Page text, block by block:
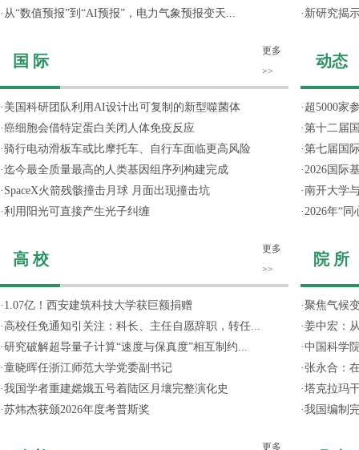
· 从“数值预报”到“AI预报”，电力气象预报变天...
国 际
更多
>>
· 美国科研团队利用AI设计出可复制的新型噬菌体
·癌细胞会借特定蛋白关闭人体免疫反应
·骑行电动滑板车或比摩托车、自行车面临更高风险
·迄今最全质量最高的人类基因组序列构建完成
· SpaceX火箭残骸撞击月球 月面出现撞击坑
·利用阳光可直接产生光子纠缠
高 校
更多
>>
· 1.07亿！西安建筑科技大学获巨额捐赠
· 高校任免通知引关注：科长、主任自愿辞职，转任...
·研究破解超导量子计算“速度与保真度”相互制约...
·童晓晖任浙江师范大学党委副书记
·我国学者重建嫦娥五号着陆区月壤完整演化史
·苏炜杰获颁2026年度考普斯奖
更多
· 新研究揭
动态
· 超5000家
·第十二届
·第七届国
·2026国际
·南开大学
·2026年“
院 所
·聚焦气候
·姜中宏：
·中国科学
·张永合：
·塔克拉玛
·我国编制